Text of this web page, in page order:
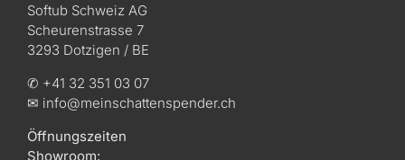
Softub Schweiz AG
Scheurenstrasse 7
3293 Dotzigen / BE
✆ +41 32 351 03 07
✉ info@meinschattenspender.ch
Öffnungszeiten
Showroom: